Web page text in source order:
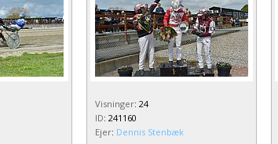
Visninger: 24
ID: 241160
Ejer: Dennis Stenbæk